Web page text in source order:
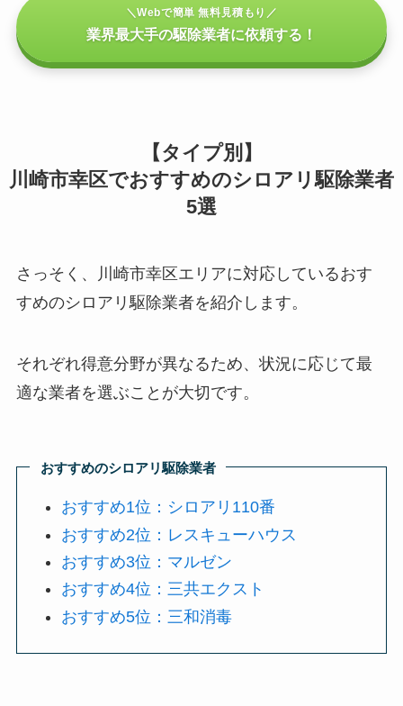
＼Webで簡単 無料見積もり／
業界最大手の駆除業者に依頼する！
【タイプ別】
川崎市幸区でおすすめのシロアリ駆除業者
5選
さっそく、川崎市幸区エリアに対応しているおす
すめのシロアリ駆除業者を紹介します。
それぞれ得意分野が異なるため、状況に応じて最
適な業者を選ぶことが大切です。
おすすめのシロアリ駆除業者
おすすめ1位：シロアリ110番
おすすめ2位：レスキューハウス
おすすめ3位：マルゼン
おすすめ4位：三共エクスト
おすすめ5位：三和消毒